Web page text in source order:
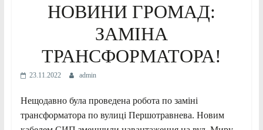
НОВИНИ ГРОМАД:
ЗАМІНА
ТРАНСФОРМАТОРА!
23.11.2022 admin
Нещодавно була проведена робота по заміні
трансформатора по вулиці Першотравнева. Новим